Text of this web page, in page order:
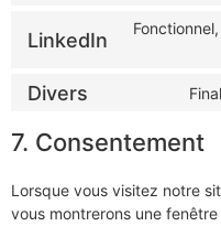
LinkedIn
Divers
7. Consentement
Lorsque vous visitez notre
vous montrerons une